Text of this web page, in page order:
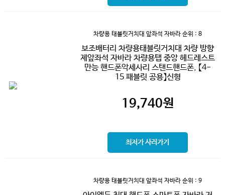
차량용 태블릿거치대 앞좌석 자바라 순위 : 8
보조배터리 차량용태블릿거치대 차량 방향
제앞좌석 자바라 차량용탭 중앙 헤드레스트
만능 핸드폰악세사리 스탠드핸드폰, 【4-
15 패블릿 공용】신형
19,740원
최저가 사러가기
차량용 태블릿거치대 앞좌석 자바라 순위 : 9